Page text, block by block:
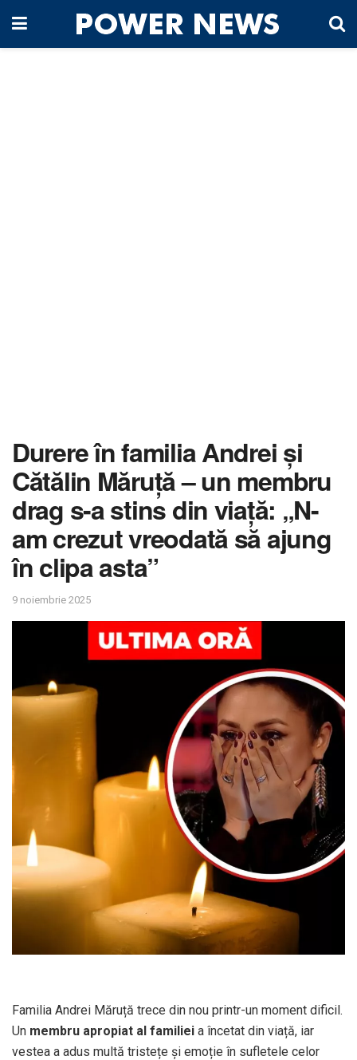
Durere în familia Andrei și
Cătălin Măruță – un membru
drag s-a stins din viață: „N-
am crezut vreodată să ajung
în clipa asta”
9 noiembrie 2025
Familia Andrei Măruță trece din nou printr-un moment dificil.
Un membru apropiat al familiei a încetat din viață, iar
vestea a adus multă tristețe și emoție în sufletele celor